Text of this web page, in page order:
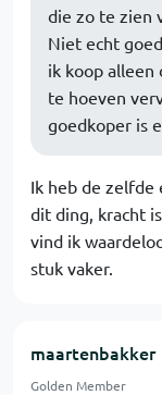
die zo te zien
Niet echt
ik koop
te hoeven
goedkoper is
Ik heb de zelfde
dit ding, kracht
vind ik
stuk vaker.
maartenbakker
Golden Member